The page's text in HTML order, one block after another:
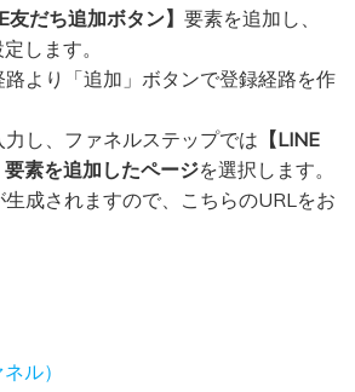
友だち追加ボタン】 要素を追加し、
します。
より「追加」ボタンで登録経路を作
し、ファネルステップでは 【LINE
素を追加したページを選択します。
成されますので、こちらのURLをお
ル）